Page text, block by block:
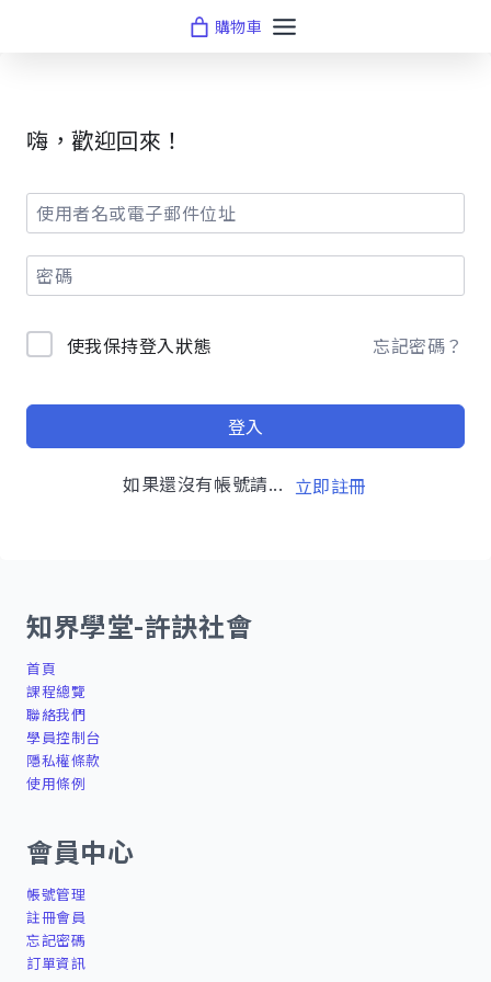
購物車
嗨，歡迎回來！
使我保持登入狀態 忘記密碼？
登入
如果還沒有帳號請... 立即註冊
知界學堂-許訣社會
首頁
課程總覽
聯絡我們
學員控制台
隱私權條款
使用條例
會員中心
帳號管理
註冊會員
忘記密碼
訂單資訊